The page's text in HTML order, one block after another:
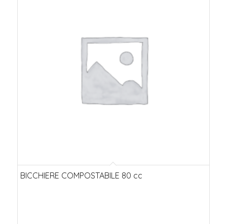
BICCHIERE COMPOSTABILE 80 cc